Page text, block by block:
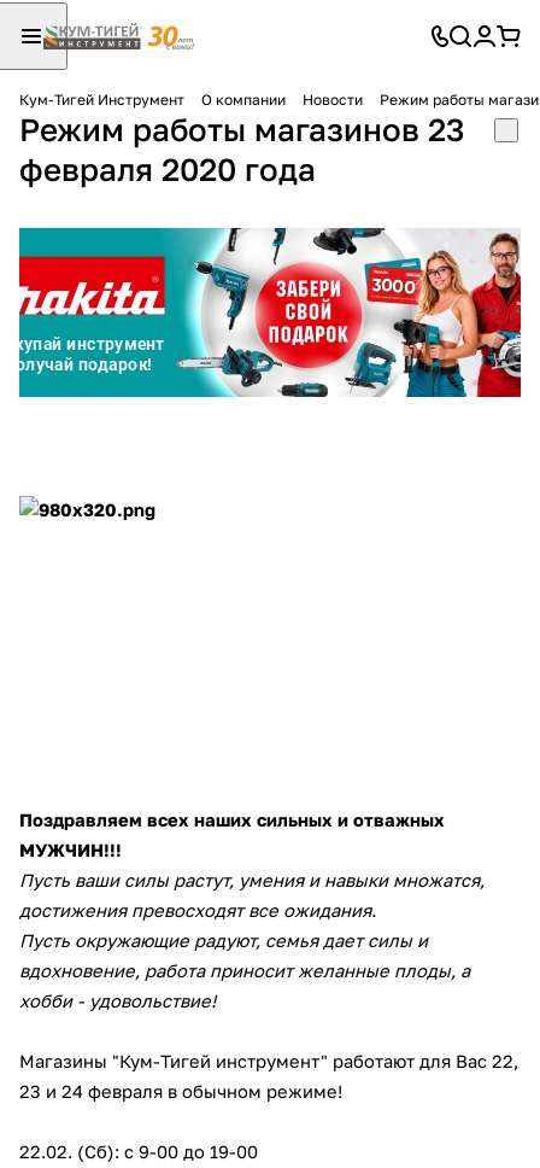
Кум-Тигей Инструмент О компании Новости Режим работы
Режим работы магазинов 23
февраля 2020 года
Поздравляем всех наших сильных и отважных
МУЖЧИН!!!
Пусть ваши силы растут, умения и навыки множатся,
достижения превосходят все ожидания.
Пусть окружающие радуют, семья дает силы и
вдохновение, работа приносит желанные плоды, а
хобби - удовольствие!
Магазины "Кум-Тигей инструмент" работают для Вас 22,
23 и 24 февраля в обычном режиме!
22.02. (Сб): с 9-00 до 19-00
Для клиентов всех банков
Разбейте
оплатуна части
без переплат
График платежей
выбранный способом
Оставшиеся75% будут
списыватьсяс вашей карты
каждые 2 недели
Подробнее
об оплате Плайтом